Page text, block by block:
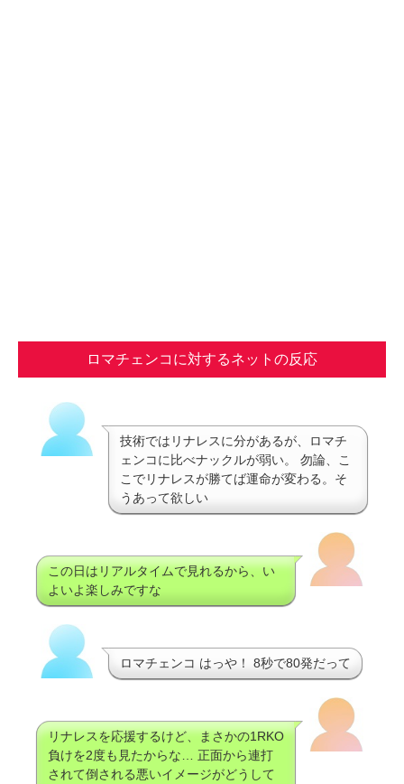
ロマチェンコに対するネットの反応
技術ではリナレスに分があるが、ロマチ
ェンコに比べナックルが弱い。 勿論、こ
こでリナレスが勝てば運命が変わる。そ
うあって欲しい
この日はリアルタイムで見れるから、い
よいよ楽しみですな
ロマチェンコ はっや！ 8秒で80発だって
リナレスを応援するけど、まさかの1RKO
負けを2度も見たからな… 正面から連打
されて倒される悪いイメージがどうして